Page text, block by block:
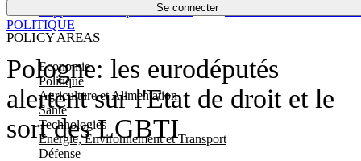
Se connecter
POLICY AREAS
Economie
Politique
Agriculture et Alimentation
Santé
Technologies
Energie, Environnement et Transport
Défense
Économie
Pologne: les eurodéputés
alertent sur l'Etat de droit et le
sort des LGBTI
POLITIQUE